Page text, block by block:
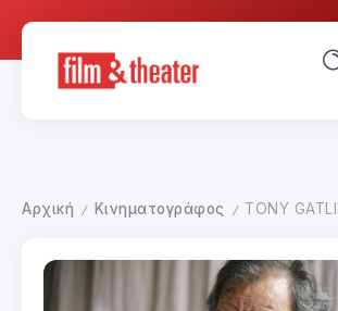
Αρχική / Κινηματογράφος / TONY